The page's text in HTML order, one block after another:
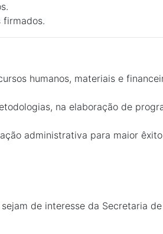
firmados.
humanos, materiais e
na elaboração de
administrativa para maior
de interesse da Secretaria de